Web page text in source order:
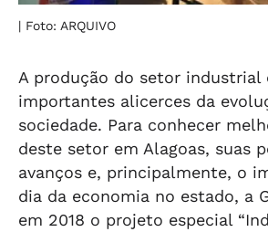
| Foto: ARQUIVO
A produção do setor industrial
importantes alicerces da
sociedade. Para conhecer
deste setor em Alagoas, suas
avanços e, principalmente, o
dia da economia no estado, a
em 2018 o projeto especial